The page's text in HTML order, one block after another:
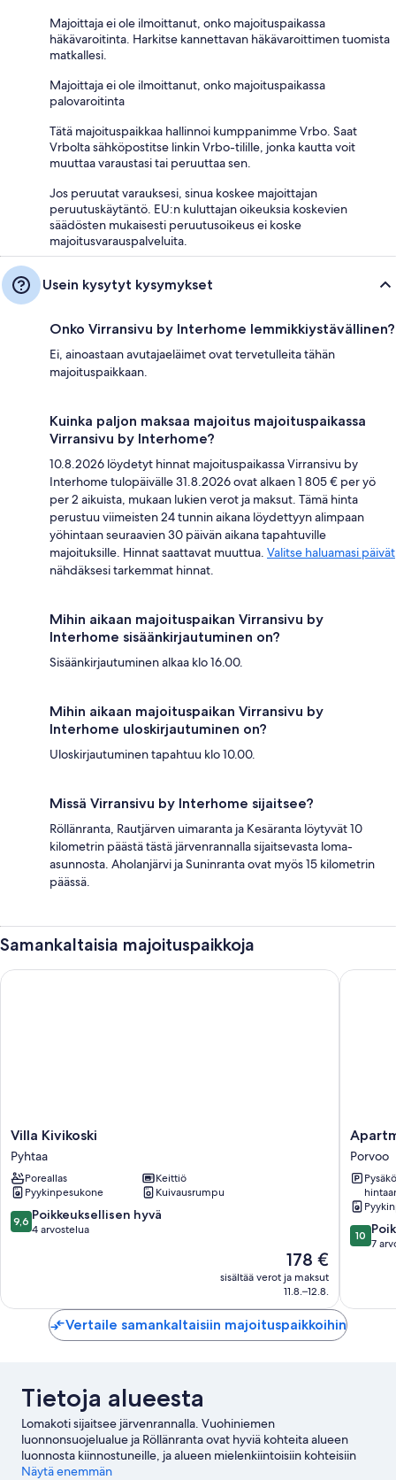
Majoittaja ei ole ilmoittanut, onko majoituspaikassa
häkävaroitinta. Harkitse kannettavan häkävaroittimen tuomista
matkallesi.
Majoittaja ei ole ilmoittanut, onko majoituspaikassa
palovaroitinta
Tätä majoituspaikkaa hallinnoi kumppanimme Vrbo. Saat
Vrbolta sähköpostitse linkin Vrbo-tilille, jonka kautta voit
muuttaa varaustasi tai peruuttaa sen.
Jos peruutat varauksesi, sinua koskee majoittajan
peruutuskäytäntö. EU:n kuluttajan oikeuksia koskevien
säädösten mukaisesti peruutusoikeus ei koske
majoitusvarauspalveluita.
Usein kysytyt kysymykset
Onko Virransivu by Interhome lemmikkiystävällinen?
Ei, ainoastaan avutajaeläimet ovat tervetulleita tähän
majoituspaikkaan.
Kuinka paljon maksaa majoitus majoituspaikassa
Virransivu by Interhome?
10.8.2026 löydetyt hinnat majoituspaikassa Virransivu by
Interhome tulopäivälle 31.8.2026 ovat alkaen 1 805 € per yö
per 2 aikuista, mukaan lukien verot ja maksut. Tämä hinta
perustuu viimeisten 24 tunnin aikana löydettyyn alimpaan
yöhintaan seuraavien 30 päivän aikana tapahtuville
majoituksille. Hinnat saattavat muuttua. Valitse haluamasi päivät
nähdäksesi tarkemmat hinnat.
Mihin aikaan majoituspaikan Virransivu by
Interhome sisäänkirjautuminen on?
Sisäänkirjautuminen alkaa klo 16.00.
Mihin aikaan majoituspaikan Virransivu by
Interhome uloskirjautuminen on?
Uloskirjautuminen tapahtuu klo 10.00.
Missä Virransivu by Interhome sijaitsee?
Röllänranta, Rautjärven uimaranta ja Kesäranta löytyvät 10
kilometrin päästä tästä järvenrannalla sijaitsevasta loma-
asunnosta. Aholanjärvi ja Suninranta ovat myös 15 kilometrin
päässä.
Samankaltaisia majoituspaikkoja
Villa
Kivikoski
Pyhtaa
Villa Kivikoski
Pyhtaa
Poreallas
Keittiö
Pyykinpesukone
Kuivausrumpu
9.6
kautta
arvostelua
9,6 Poikkeuksellisen hyvä
4 arvostelua
Hinta
178 €
178 €
sisältää verot ja maksut
11.8.–12.8.
Villa Kivikoski
in
Porvoo
Porvoo
Porvoo
10.0
kautta
7
10
7
Vertaile samankaltaisiin majoituspaikkoihin
Tietoja alueesta
Lomakoti sijaitsee järvenrannalla. Vuohiniemen
luonnonsuojelualue ja Röllänranta ovat hyviä kohteita alueen
luonnosta kiinnostuneille, ja alueen mielenkiintoisiin kohteisiin
kuuluvat Väärinpäintalo ja Tykkimäen huvipuisto.
Näytä enemmän